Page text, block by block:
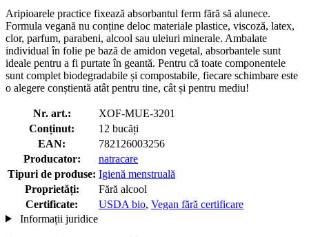
Aripioarele practice fixează absorbantul ferm fără să alunece.
Formula vegană nu conține deloc materiale plastice, viscoză, latex,
clor, parfum, parabeni, alcool sau uleiuri minerale. Ambalate
individual în folie pe bază de amidon vegetal, absorbantele sunt
ideale pentru a fi purtate în geantă. Pentru că toate componentele
sunt complet biodegradabile și compostabile, fiecare schimbare este
o alegere conștientă atât pentru tine, cât și pentru mediu!
Nr. art.:
XOF-MUE-3201
Conținut:
12 bucăți
EAN:
782126003256
Producator:
natracare
Tipuri de produse: Igienă menstruală
Proprietăți:
Fără alcool
Certificate:
USDA bio, Vegan fără certificare
Informații juridice